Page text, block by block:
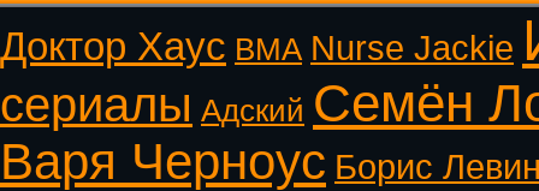
Доктор Хаус ВМА Nurse Jackie
сериалы Адский Семён
Варя Черноус Борис